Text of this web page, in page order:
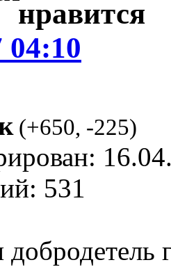
04:10
(+650, -225)
531